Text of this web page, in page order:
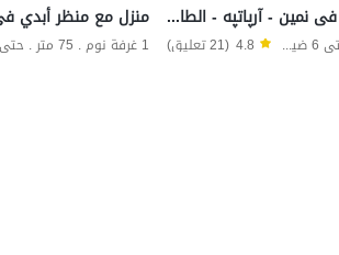
منزل مفروش للایجار فی نمین - آرپاتپه - الطابق الثانی
1 غرفة نوم . 80 متر . حتى 6 ضيف 4.8 (21 تعليق)